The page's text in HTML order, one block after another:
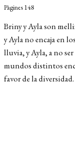
Pàgines 148
Briny y Ayla son
y Ayla no encaja en
lluvia, y Ayla, a no
mundos distintos
favor de la